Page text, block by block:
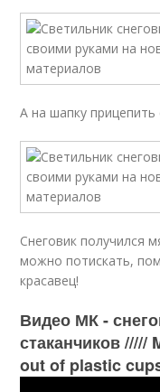
А на шапку прицепить
Снеговик получился
можно потискать,
красавец!
Видео МК -
стаканчиков /////
out of plastic